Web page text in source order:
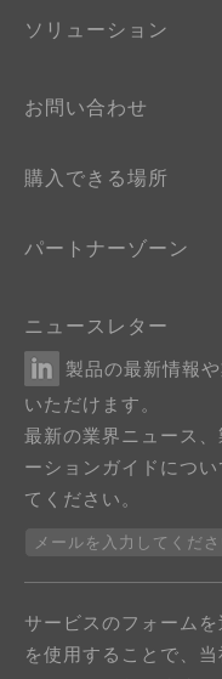
ソリューション
お問い合わせ
購入できる場所
パートナーゾーン
ニュースレター
製品の最新情報
いただけます。
最新の業界ニュース
ーションガイドにつ
てください。
メールを入力してくださ
サービスのフォーム
を使用することで、当